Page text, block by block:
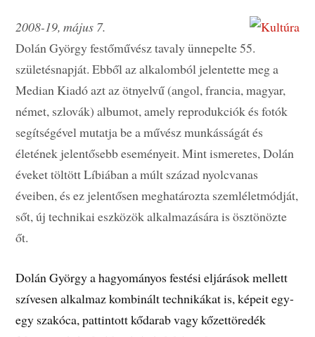
2008-19, május 7.
Dolán György festőművész tavaly ünnepelte 55.
születésnapját. Ebből az alkalomból jelentette meg a
Median Kiadó azt az ötnyelvű (angol, francia, magyar,
német, szlovák) albumot, amely reprodukciók és fotók
segítségével mutatja be a művész munkásságát és
életének jelentősebb eseményeit. Mint ismeretes, Dolán
éveket töltött Líbiában a múlt század nyolcvanas
éveiben, és ez jelentősen meghatározta szemléletmódját,
sőt, új technikai eszközök alkalmazására is ösztönözte
őt.
Dolán György a hagyományos festési eljárások mellett
szívesen alkalmaz kombinált technikákat is, képeit egy-
egy szakóca, pattintott kődarab vagy kőzettöredék